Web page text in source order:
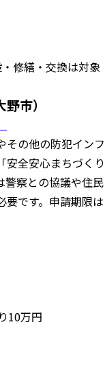
修繕・交換は対象
市）
その他の防犯インフ
安全安心まちづくり
警察との協議や住民
要です。申請期限は
10万円